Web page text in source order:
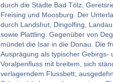
durch die Städte Bad Tölz,
Freising und Moosburg. Der
durch Landshut, Dingolfing,
sowie Plattling. Gegenüber von
mündet die Isar in die Donau. Die
Ausprägung als typischer Gebirgs-
Voralpenfluss mit breitem, sich
verlagerndem Flussbett,